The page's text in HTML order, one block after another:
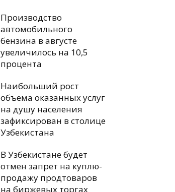
Производство
автомобильного
бензина в августе
увеличилось на 10,5
процента
Наибольший рост
объема оказанных услуг
на душу населения
зафиксирован в столице
Узбекистана
В Узбекистане будет
отмен запрет на куплю-
продажу продтоваров
на биржевых торгах